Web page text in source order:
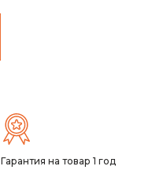
Гарантия на товар 1 год